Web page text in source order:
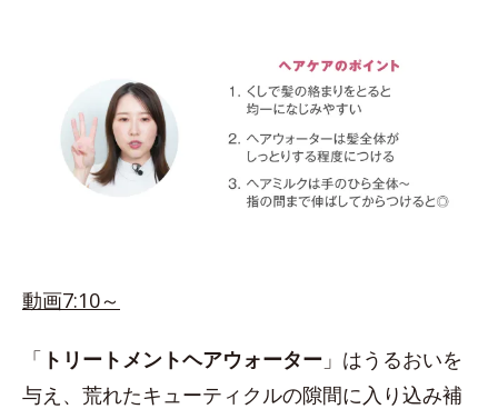
動画7:10～
「 トリートメントヘアウォーター 」はうるおいを
与え、荒れたキューティクルの隙間に入り込み補